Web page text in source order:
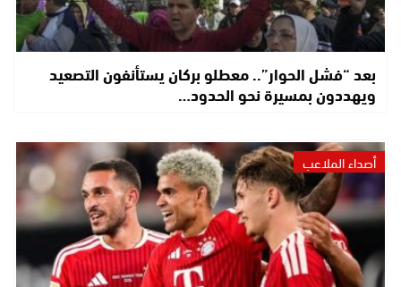
بعد “فشل الحوار”.. معطلو بركان يستأنفون التصعيد
ويهددون بمسيرة نحو الحدود…
أصداء الملاعب